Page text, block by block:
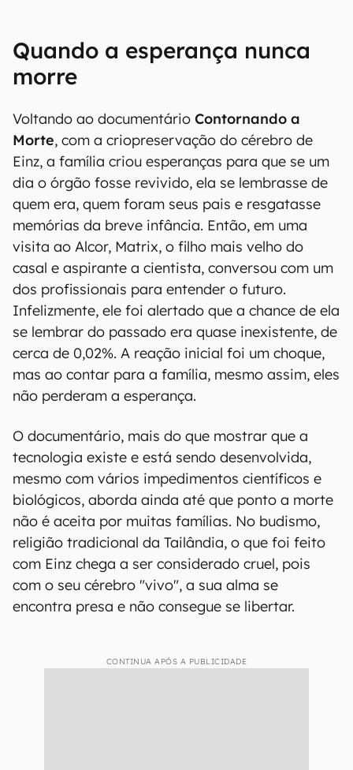
Quando a esperança nunca
morre
Voltando ao documentário Contornando a
Morte, com a criopreservação do cérebro de
Einz, a família criou esperanças para que se um
dia o órgão fosse revivido, ela se lembrasse de
quem era, quem foram seus pais e resgatasse
memórias da breve infância. Então, em uma
visita ao Alcor, Matrix, o filho mais velho do
casal e aspirante a cientista, conversou com um
dos profissionais para entender o futuro.
Infelizmente, ele foi alertado que a chance de ela
se lembrar do passado era quase inexistente, de
cerca de 0,02%. A reação inicial foi um choque,
mas ao contar para a família, mesmo assim, eles
não perderam a esperança.
O documentário, mais do que mostrar que a
tecnologia existe e está sendo desenvolvida,
mesmo com vários impedimentos científicos e
biológicos, aborda ainda até que ponto a morte
não é aceita por muitas famílias. No budismo,
religião tradicional da Tailândia, o que foi feito
com Einz chega a ser considerado cruel, pois
com o seu cérebro "vivo", a sua alma se
encontra presa e não consegue se libertar.
CONTINUA APÓS A PUBLICIDADE